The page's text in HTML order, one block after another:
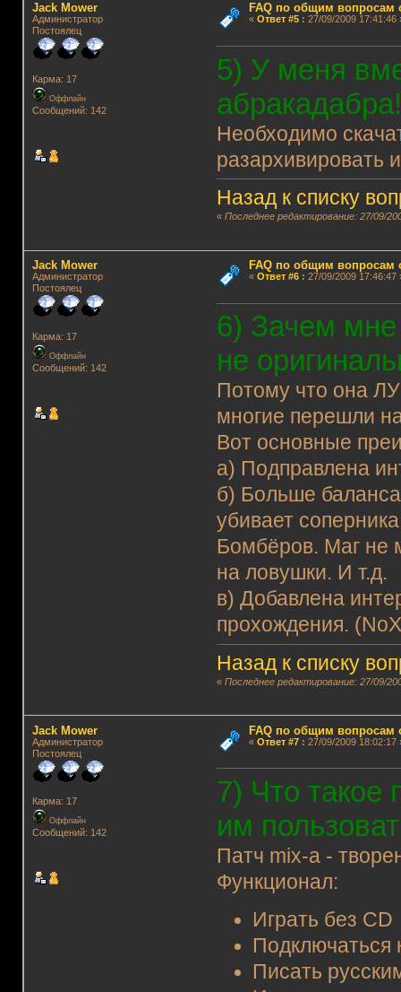
Jack Mower
Администратор
Постоялец
Карма: 17
Оффлайн
Сообщений: 142
FAQ по общим вопросам
« Ответ #5: 27/09/2009 17:41:46
5) У меня
Необходимо
разархивировать
Назад к списку
«Последнее редактирование: 27/09/
Jack Mower
Администратор
Постоялец
Карма: 17
Оффлайн
Сообщений: 142
FAQ по общим вопросам
« Ответ #6: 27/09/2009 17:46:47
6) Зачем
не
Потому что она
многие перешли
Вот основные
а) Подправлена
б) Больше
убивает
Бомбёров. Маг не
на ловушки. И т.д.
в) Добавлена
прохождения.
Назад к списку
«Последнее редактирование: 27/09/
Jack Mower
Администратор
Постоялец
Карма: 17
Оффлайн
Сообщений: 142
FAQ по общим вопросам
« Ответ #7: 27/09/2009 18:02:17
7) Что такое
им
Патч mix-а -
Функционал:
Играть без CD
Подключаться
Писать